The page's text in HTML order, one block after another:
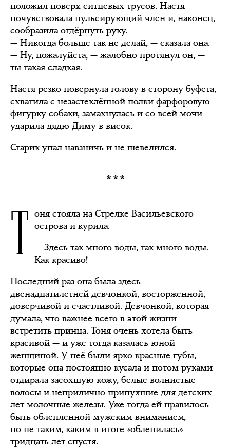
положил поверх ситцевых трусов. Настя
почувствовала пульсирующий член и, наконец,
сообразила отдёрнуть руку.
— Никогда больше так не делай, — сказала она.
— Ну, пожалуйста, — жалобно протянул он, —
ты такая сладкая.
Настя резко повернула голову в сторону буфета,
схватила с незастеклённой полки фарфоровую
фигурку собаки, замахнулась и со всей мочи
ударила дядю Диму в висок.
Старик упал навзничь и не шевелился.
***
Т оня стояла на Стрелке Васильевского
острова и курила.
— Здесь так много воды, так много воды.
Как красиво!
Последний раз она была здесь
двенадцатилетней девчонкой, восторженной,
доверчивой и счастливой. Девчонкой, которая
думала, что важнее всего в этой жизни
встретить принца. Тоня очень хотела быть
красивой — и уже тогда казалась юной
женщиной. У неё были ярко-красные губы,
которые она постоянно кусала и потом руками
отдирала засохшую кожу, белые волнистые
волосы и неприлично припухшие для детских
лет молочные железы. Уже тогда ей нравилось
быть облепленной мужским вниманием,
но не таким, каким в итоге «облепилась»
тридцать лет спустя.